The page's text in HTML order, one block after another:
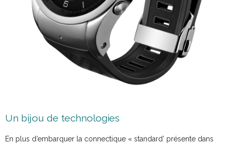
Un bijou de technologies
En plus d’embarquer la connectique « standard’ présente dans